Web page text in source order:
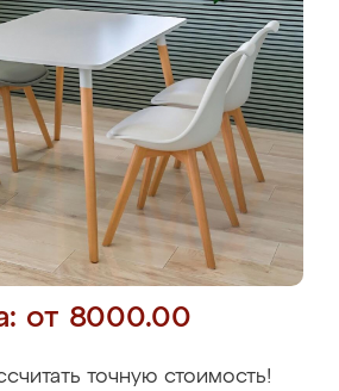
от 8000.00
точную стоимость!